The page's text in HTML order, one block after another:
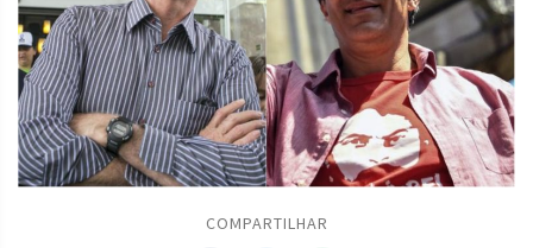
COMPARTILHAR